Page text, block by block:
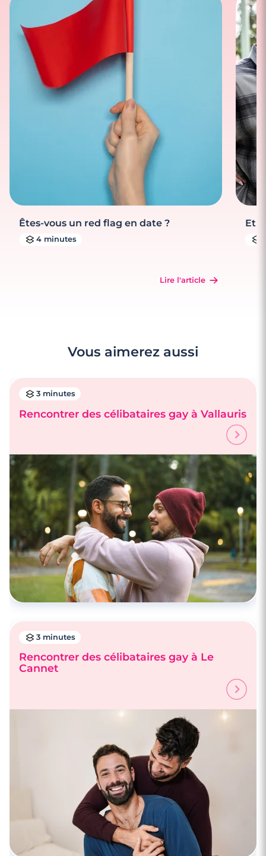
Êtes-vous un red flag en date ?
4 minutes
Lire l'article
Et
Vous aimerez aussi
3 minutes
Rencontrer des célibataires gay à Vallauris
3 minutes
Rencontrer des célibataires gay à Le
Cannet